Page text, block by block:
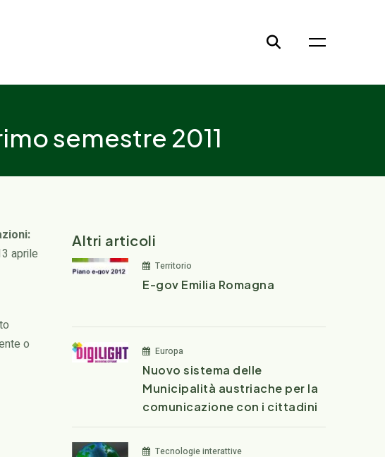
semestre 2011
aprile
o
Altri articoli
Territorio
E-gov Emilia Romagna
Europa
Nuovo sistema delle
Municipalità austriache per la
comunicazione con i cittadini
Tecnologie interattive